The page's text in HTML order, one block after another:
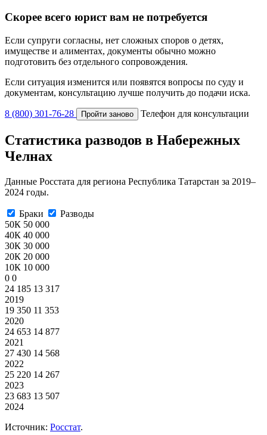
Скорее всего юрист вам не потребуется
Если супруги согласны, нет сложных споров о детях,
имуществе и алиментах, документы обычно можно
подготовить без отдельного сопровождения.
Если ситуация изменится или появятся вопросы по суду и
документам, консультацию лучше получить до подачи иска.
8 (800) 301-76-28 Пройти заново Телефон для консультации
Статистика разводов в Набережных
Челнах
Данные Росстата для региона Республика Татарстан за 2019–
2024 годы.
Браки
Разводы
50К 50 000
40К 40 000
30К 30 000
20К 20 000
10К 10 000
0 0
24 185 13 317
2019
19 350 11 353
2020
24 653 14 877
2021
27 430 14 568
2022
25 220 14 267
2023
23 683 13 507
2024
Источник: Росстат.